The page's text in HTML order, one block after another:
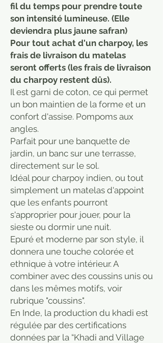
fil du temps pour prendre toute
son intensité lumineuse. (Elle
deviendra plus jaune safran)
Pour tout achat d'un charpoy, les
frais de livraison du matelas
seront offerts (les frais de livraison
du charpoy restent dûs).
Il est garni de coton, ce qui permet
un bon maintien de la forme et un
confort d'assise. Pompoms aux
angles.
Parfait pour une banquette de
jardin, un banc sur une terrasse,
directement sur le sol.
Idéal pour charpoy indien, ou tout
simplement un matelas d'appoint
que les enfants pourront
s'approprier pour jouer, pour la
sieste ou dormir une nuit.
Epuré et moderne par son style, il
donnera une touche colorée et
ethnique à votre intérieur. A
combiner avec des coussins unis ou
dans les mêmes motifs, voir
rubrique "coussins".
En Inde, la production du khadi est
régulée par des certifications
données par la “Khadi and Village